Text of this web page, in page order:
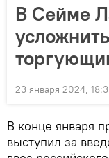
В Сейме
23 января 2024,
В конце января
выступил за